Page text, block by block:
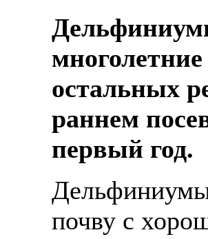
остальных
раннем
первый год.
почву с